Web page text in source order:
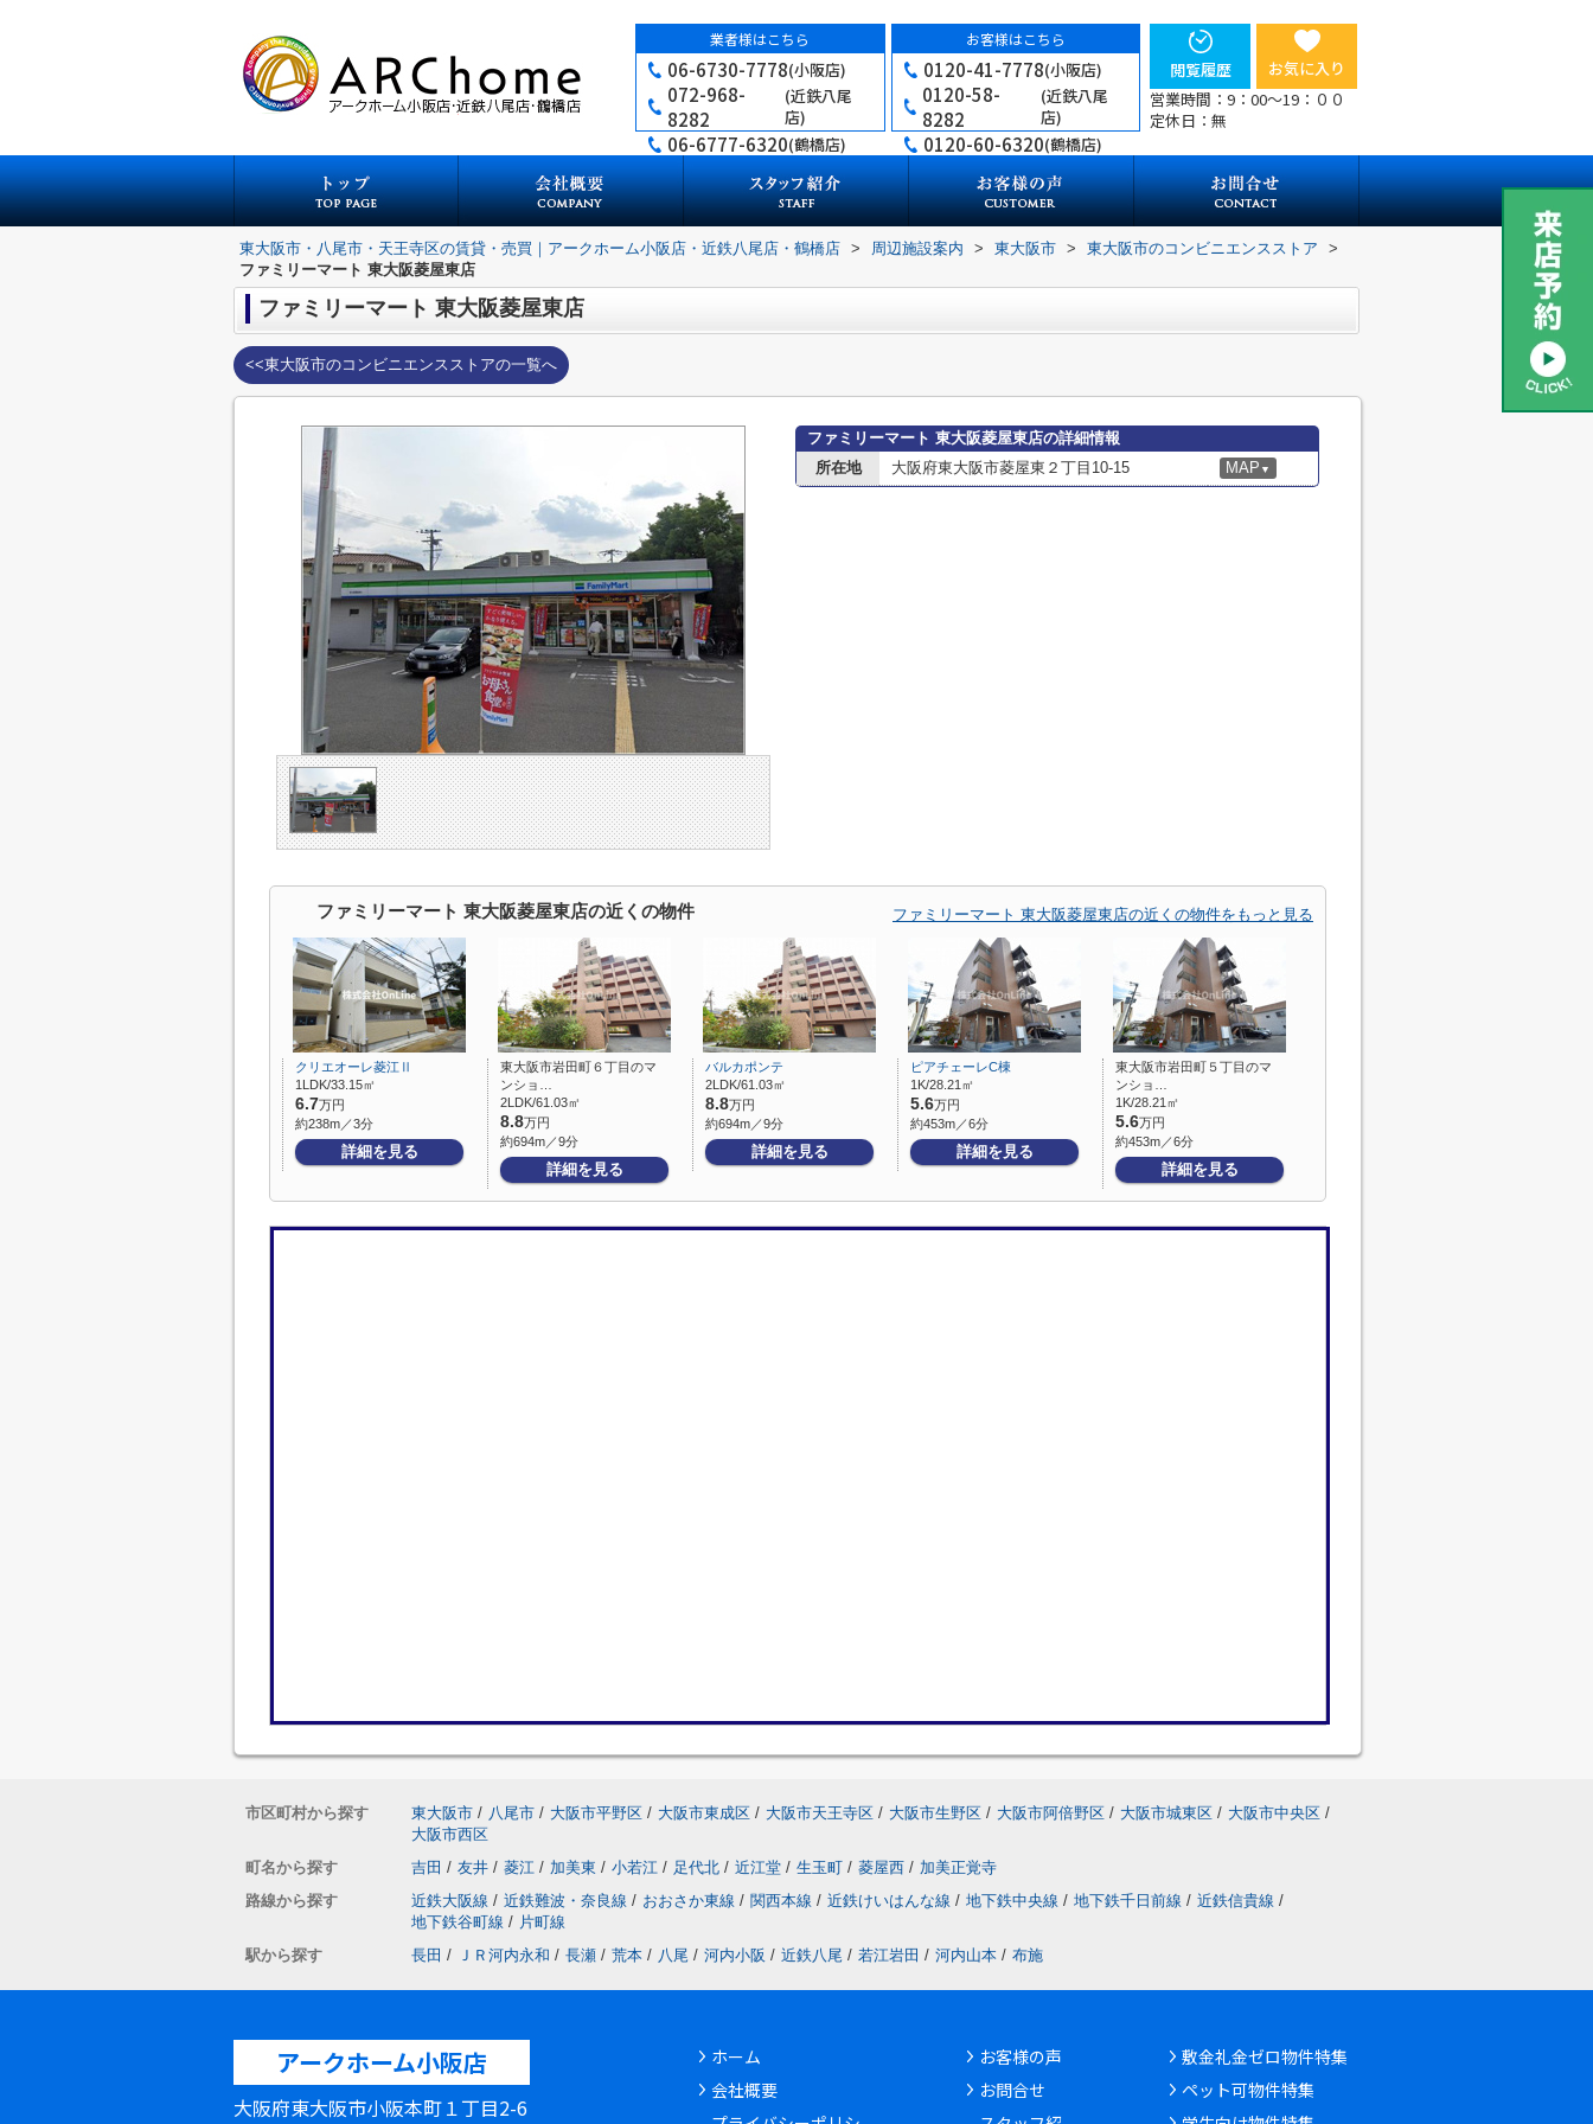
業者様はこちら
06-6730-7778(小阪店)
072-968-
8282
(近鉄八尾
店)
06-6777-6320(鶴橋店)
お客様はこちら
0120-41-7778(小阪店)
0120-58-
8282
(近鉄八尾
店)
0120-60-6320(鶴橋店)
閲覧履歴
お気に入り
営業時間：9：00～19：００
定休日：無
東大阪市・八尾市・天王寺区の賃貸・売買｜アークホーム小阪店・近鉄八尾店・鶴橋店 > 周辺施設案内 > 東大阪市 > 東大阪市のコンビニエンスストア
>
ファミリーマート 東大阪菱屋東店
ファミリーマート 東大阪菱屋東店
<<東大阪市のコンビニエンスストアの一覧へ
ファミリーマート 東大阪菱屋東店の詳細情報
所在地
大阪府東大阪市菱屋東２丁目10-15 MAP ▼
ファミリーマート 東大阪菱屋東店の近くの物件 ファミリーマート 東大阪菱屋東店の近くの物件をもっと見る
クリエオーレ菱江Ⅱ
1LDK/33.15㎡
6.7万円
約238m／3分
詳細を見る
東大阪市岩田町６丁目のマ
ンショ…
2LDK/61.03㎡
8.8万円
約694m／9分
詳細を見る
バルカポンテ
2LDK/61.03㎡
8.8万円
約694m／9分
詳細を見る
ピアチェーレC棟
1K/28.21㎡
5.6万円
約453m／6分
詳細を見る
東大阪市岩田町５丁目のマ
ンショ…
1K/28.21㎡
5.6万円
約453m／6分
詳細を見る
市区町村から探す 東大阪市 / 八尾市 / 大阪市平野区 / 大阪市東成区 / 大阪市天王寺区 / 大阪市生野区 / 大阪市阿倍野区 / 大阪市城東区 / 大阪市中央区 /
大阪市西区
町名から探す
吉田 / 友井 / 菱江 / 加美東 / 小若江 / 足代北 / 近江堂 / 生玉町 / 菱屋西 / 加美正覚寺
路線から探す
近鉄大阪線 / 近鉄難波・奈良線 / おおさか東線 / 関西本線 / 近鉄けいはんな線 / 地下鉄中央線 / 地下鉄千日前線 / 近鉄信貴線 /
地下鉄谷町線 / 片町線
駅から探す
長田 / ＪＲ河内永和 / 長瀬 / 荒本 / 八尾 / 河内小阪 / 近鉄八尾 / 若江岩田 / 河内山本 / 布施
アークホーム小阪店
大阪府東大阪市小阪本町１丁目2-6
ホーム
会社概要
お客様の声
お問合せ
敷金礼金ゼロ物件特集
ペット可物件特集